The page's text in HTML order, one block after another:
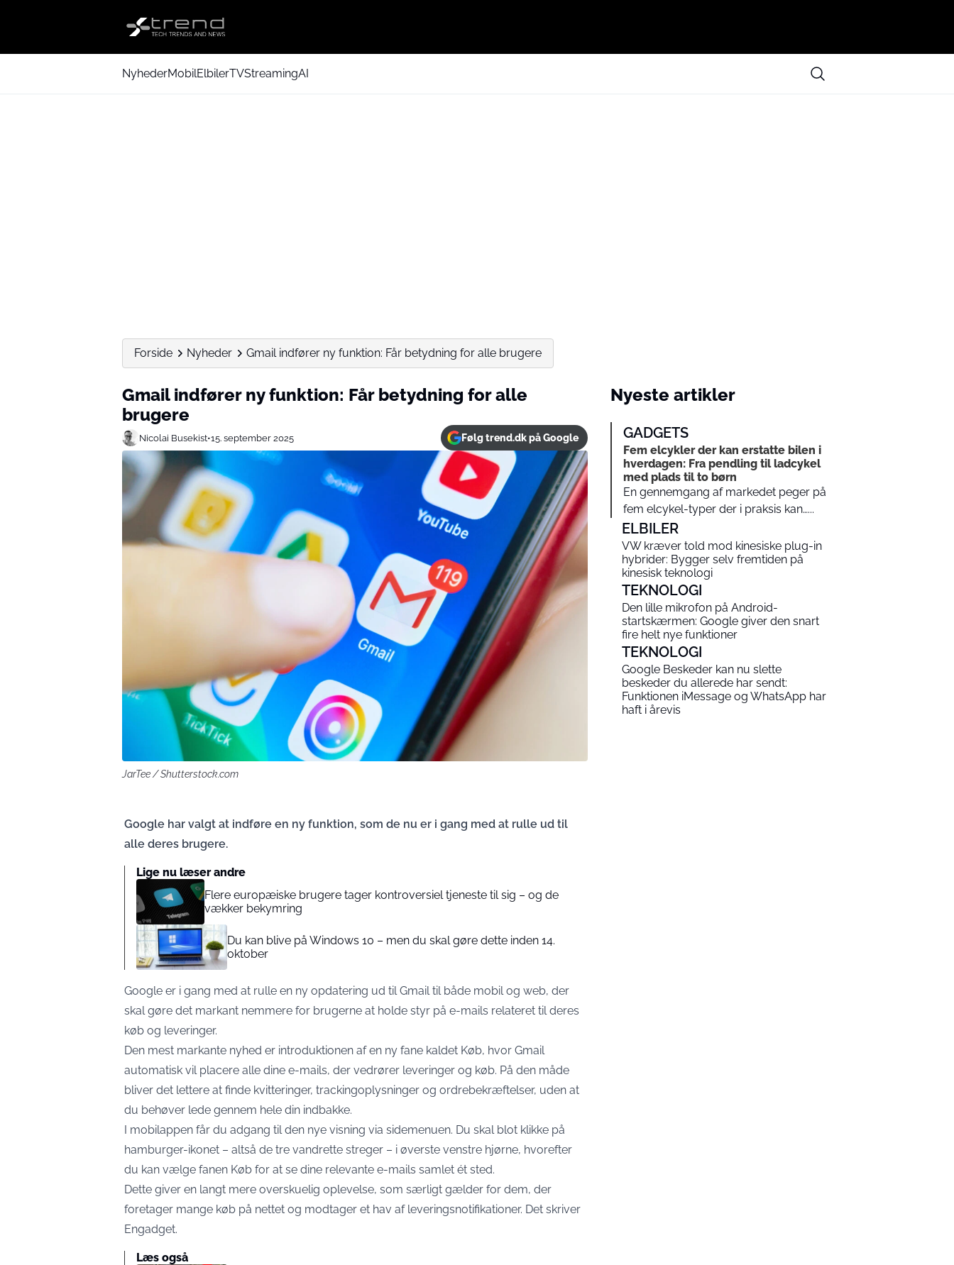
NyhederMobilElbilerTVStreamingAI
Forside Nyheder Gmail indfører ny funktion: Får betydning for alle brugere
Gmail indfører ny funktion: Får betydning for alle
brugere
Nicolai Busekist•15. september 2025 Følg trend.dk på Google
JarTee / Shutterstock.com
Google har valgt at indføre en ny funktion, som de nu er i gang med at rulle ud til
alle deres brugere.
Lige nu læser andre
Flere europæiske brugere tager kontroversiel tjeneste til sig – og de
vækker bekymring
Du kan blive på Windows 10 – men du skal gøre dette inden 14.
oktober
Google er i gang med at rulle en ny opdatering ud til Gmail til både mobil og web, der
skal gøre det markant nemmere for brugerne at holde styr på e-mails relateret til deres
køb og leveringer.
Den mest markante nyhed er introduktionen af en ny fane kaldet Køb, hvor Gmail
automatisk vil placere alle dine e-mails, der vedrører leveringer og køb. På den måde
bliver det lettere at finde kvitteringer, trackingoplysninger og ordrebekræftelser, uden at
du behøver lede gennem hele din indbakke.
I mobilappen får du adgang til den nye visning via sidemenuen. Du skal blot klikke på
hamburger-ikonet – altså de tre vandrette streger – i øverste venstre hjørne, hvorefter
du kan vælge fanen Køb for at se dine relevante e-mails samlet ét sted.
Dette giver en langt mere overskuelig oplevelse, som særligt gælder for dem, der
foretager mange køb på nettet og modtager et hav af leveringsnotifikationer. Det skriver
Engadget.
Læs også
Nyeste artikler
GADGETS
Fem elcykler der kan erstatte bilen i
hverdagen: Fra pendling til ladcykel
med plads til to børn
En gennemgang af markedet peger på
fem elcykel-typer der i praksis kan…...
ELBILER
VW kræver told mod kinesiske plug-in
hybrider: Bygger selv fremtiden på
kinesisk teknologi
TEKNOLOGI
Den lille mikrofon på Android-
startskærmen: Google giver den snart
fire helt nye funktioner
TEKNOLOGI
Google Beskeder kan nu slette
beskeder du allerede har sendt:
Funktionen iMessage og WhatsApp har
haft i årevis